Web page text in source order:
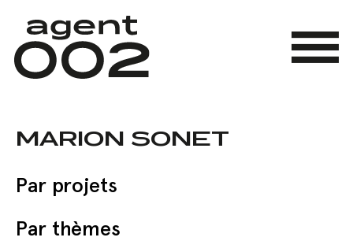
main
content
Menu
MARION SONET
Par projets
Par thèmes